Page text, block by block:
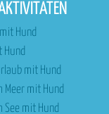
Hund
Hund
mit Hund
Meer mit Hund
See mit Hund